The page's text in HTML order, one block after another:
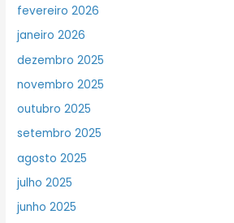
fevereiro 2026
janeiro 2026
dezembro 2025
novembro 2025
outubro 2025
setembro 2025
agosto 2025
julho 2025
junho 2025